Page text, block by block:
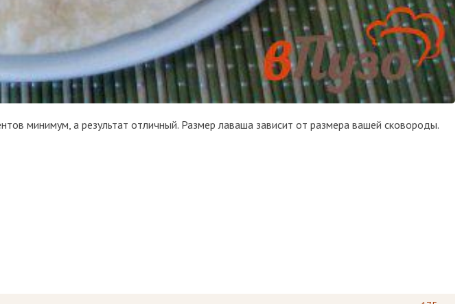
минимум, а результат отличный. Размер лаваша зависит от размера вашей сковороды.